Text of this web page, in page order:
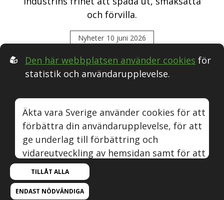
och förvilla.
Nyheter 10 juni 2026
Följ oss i Sociala medier:
Äkta varaNaturvinInstagramYoutube
© Äkta vara Sverige.
Om webbplatsen, cookies och GDPR.
Om Äkta vara.Byggd med kärlek av
Den här webbplatsen använder cookies för
statistik och användarupplevelse.
Äkta vara Sverige använder cookies för att
förbättra din användarupplevelse, för att
ge underlag till förbättring och
vidareutveckling av hemsidan samt för att
kunna rikta mer relevanta erbjudanden till
dig.
ENDAST NÖDVÄNDIGA
TILLÅT ALLA